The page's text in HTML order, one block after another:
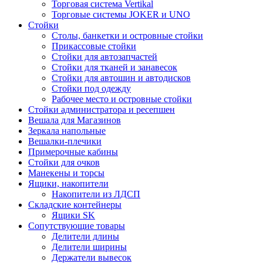
Торговая система Vertikal
Торговые системы JOKER и UNO
Стойки
Столы, банкетки и островные стойки
Прикассовые стойки
Стойки для автозапчастей
Стойки для тканей и занавесок
Стойки для автошин и автодисков
Стойки под одежду
Рабочее место и островные стойки
Стойки администратора и ресепшен
Вешала для Магазинов
Зеркала напольные
Вешалки-плечики
Примерочные кабины
Стойки для очков
Манекены и торсы
Ящики, накопители
Накопители из ЛДСП
Складские контейнеры
Ящики SK
Сопутствующие товары
Делители длины
Делители ширины
Держатели вывесок